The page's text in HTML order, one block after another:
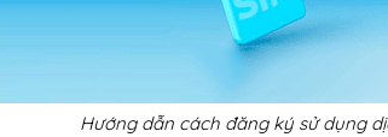
Hướng dẫn cách đăng ký sử dụng